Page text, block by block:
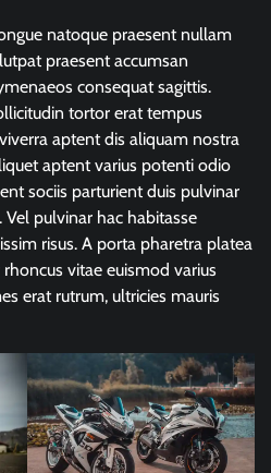
natoque praesent nullam
praesent accumsan
consequat sagittis.
tortor erat tempus
aptent dis aliquam nostra
aptent varius potenti odio
sociis parturient duis pulvinar
Vel pulvinar hac habitasse
risus. A porta pharetra platea
vitae euismod varius
erat rutrum, ultricies mauris